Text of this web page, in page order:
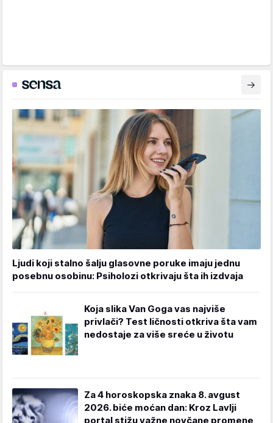
Ljudi koji stalno šalju glasovne poruke imaju jednu
posebnu osobinu: Psiholozi otkrivaju šta ih izdvaja
Koja slika Van Goga vas najviše
privlači? Test ličnosti otkriva šta vam
nedostaje za više sreće u životu
Za 4 horoskopska znaka 8. avgust
2026. biće moćan dan: Kroz Lavlji
portal stižu važne novčane promene